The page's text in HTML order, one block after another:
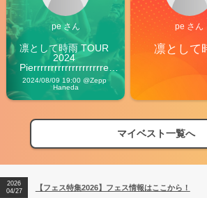
pe さん
凛として時雨 TOUR
2024
Pierrrrrrrrrrrrrrrrrrrre
Vibes
2024/08/09 19:00 @Zepp
Haneda
pe さん
凛として
マイベスト一覧へ
【フェス特集2026】フェス情報はここから！
【ライブ動員ランキング】2026年上半期編発表！
2026
04/27
【フェス特集2026】フェス情報はここから！